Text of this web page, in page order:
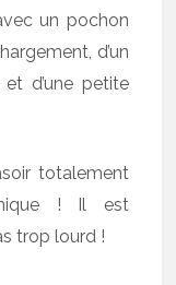
un pochon
d’un
d’une petite
totalement
! Il est
trop lourd !